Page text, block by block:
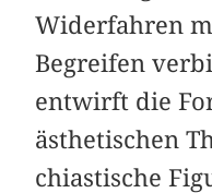
Widerfahren
Begreifen
entwirft die
ästhetischen
chiastische